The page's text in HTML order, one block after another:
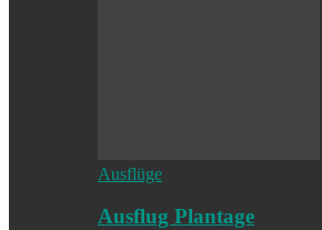
Ausflüge
Ausflug Plantage